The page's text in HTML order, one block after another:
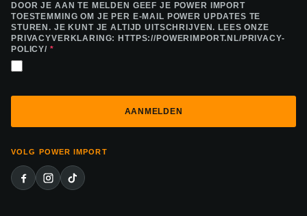
DOOR JE AAN TE MELDEN GEEF JE POWER IMPORT
TOESTEMMING OM JE PER E-MAIL POWER UPDATES TE
STUREN. JE KUNT JE ALTIJD UITSCHRIJVEN. LEES ONZE
PRIVACYVERKLARING: HTTPS://POWERIMPORT.NL/PRIVACY-
POLICY/ *
VOLG POWER IMPORT